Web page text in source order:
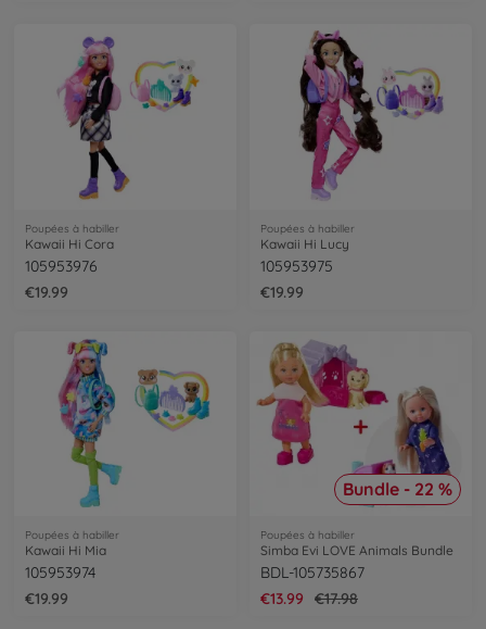
Poupées à habiller
Kawaii Hi Cora
105953976
€19.99
Poupées à habiller
Kawaii Hi Lucy
105953975
€19.99
Poupées à habiller
Kawaii Hi Mia
105953974
€19.99
Bundle - 22 %
Poupées à habiller
Simba Evi LOVE Animals Bundle
BDL-105735867
€13.99
€17.98